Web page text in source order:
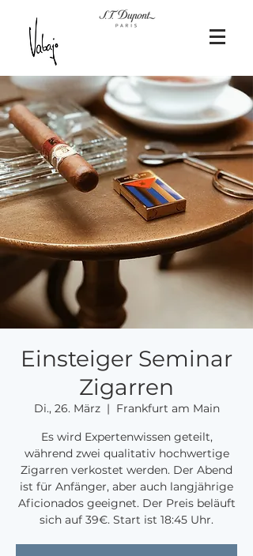
Einsteiger Seminar
Zigarren
Di., 26. März
  |
Frankfurt am Main
Es wird Expertenwissen geteilt,
während zwei qualitativ hochwertige
Zigarren verkostet werden. Der Abend
ist für Anfänger, aber auch langjährige
Aficionados geeignet. Der Preis beläuft
sich auf 39€. Start ist 18:45 Uhr.